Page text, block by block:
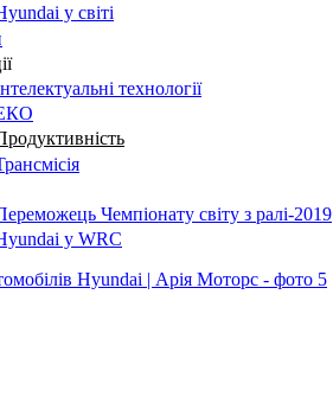
у світі
технології
Чемпіонату світу з ралі-2019
у WRC